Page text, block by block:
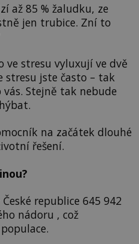
až 85 % žaludku, ze
jen trubice. Zní to
stresu vyluxují ve dvě
stresu jste často – tak
Stejně tak nebude
na začátek dlouhé
řešení.
republice 645 942
nádoru , což